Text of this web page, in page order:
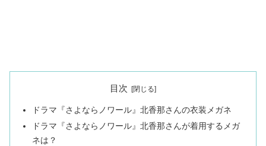
目次
ドラマ『さよならノワール』北香那さんの衣装メガネ
ドラマ『さよならノワール』北香那さんが着用するメガ
ネは？